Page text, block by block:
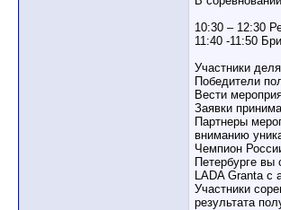
10:30 – 12:30
11:40 -11:50
Участники
Победители
Вести
Заявки
Партнеры
вниманию
Чемпион
Петербурге вы
LADA Granta с
Участники
результата